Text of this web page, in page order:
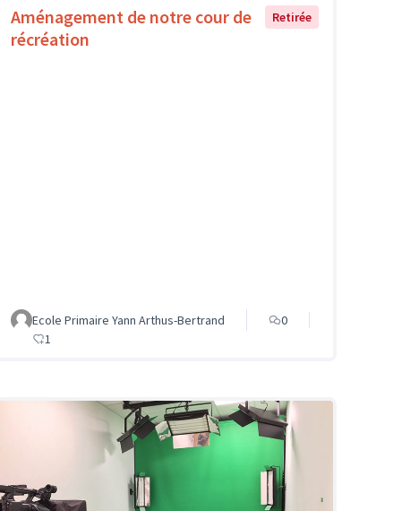
Aménagement de notre cour de
récréation
Retirée
Ecole Primaire Yann Arthus-Bertrand
0
1